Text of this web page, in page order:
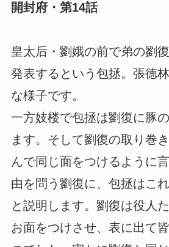
開封府・第14話
皇太后・劉娥の前で弟の劉
発表するという包拯。張徳
な様子です。
一方妓楼で包拯は劉復に豚
ます。そして劉復の取り巻
んで同じ面をつけるように
由を問う劉復に、包拯はこ
と説明します。劉復は役人
お面をつけさせ、表に出て